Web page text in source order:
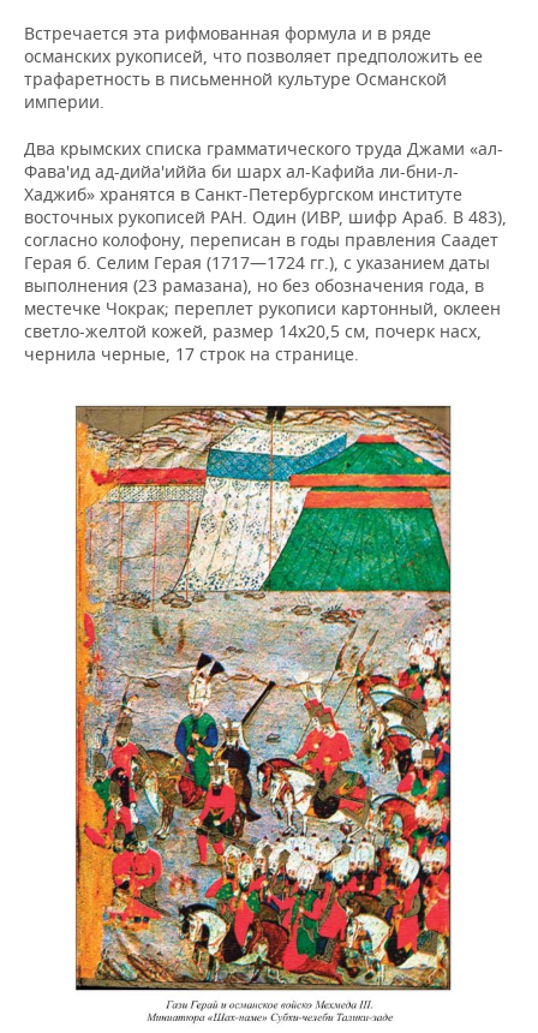
Встречается эта рифмованная формула и в ряде
османских рукописей, что позволяет предположить ее
трафаретность в письменной культуре Османской
империи.
Два крымских списка грамматического труда Джами «ал-
Фава'ид ад-дийа'иййа би шарх ал-Кафийа ли-бни-л-
Хаджиб» хранятся в Санкт-Петербургском институте
восточных рукописей РАН. Один (ИВР, шифр Араб. В 483),
согласно колофону, переписан в годы правления Саадет
Герая б. Селим Герая (1717—1724 гг.), с указанием даты
выполнения (23 рамазана), но без обозначения года, в
местечке Чокрак; переплет рукописи картонный, оклеен
светло-желтой кожей, размер 14х20,5 см, почерк насх,
чернила черные, 17 строк на странице.